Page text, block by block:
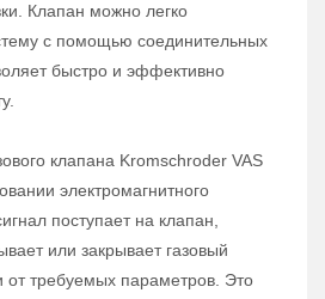
Клапан можно легко
с помощью соединительных
быстро и эффективно
клапана Kromschroder VAS
электромагнитного
поступает на клапан,
или закрывает газовый
от требуемых параметров. Это